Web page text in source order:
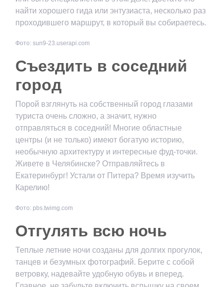
найти хорошего гида или энтузиаста, несколько раз
проходившего маршрут, в который вы собираетесь.
Фото: sun9-23.userapi.com
Съездить в соседний
город
Порой взглянуть на собственный город глазами
туриста очень сложно, а значит, нужно
отправляться в соседний! Многие областные
центры (и не только) имеют богатую историю,
необычную архитектуру и интересные фуд-точки.
Живете в Челябинске? Отправляйтесь в
Екатеринбург! Устали от Питера? Время изучить
Карелию!
Фото: pbs.twimg.com
Отгулять всю ночь
Теплые летние ночи созданы для долгих прогулок,
танцев и безумных фотографий. Берите с собой
ветровку, надевайте удобную обувь и вперед.